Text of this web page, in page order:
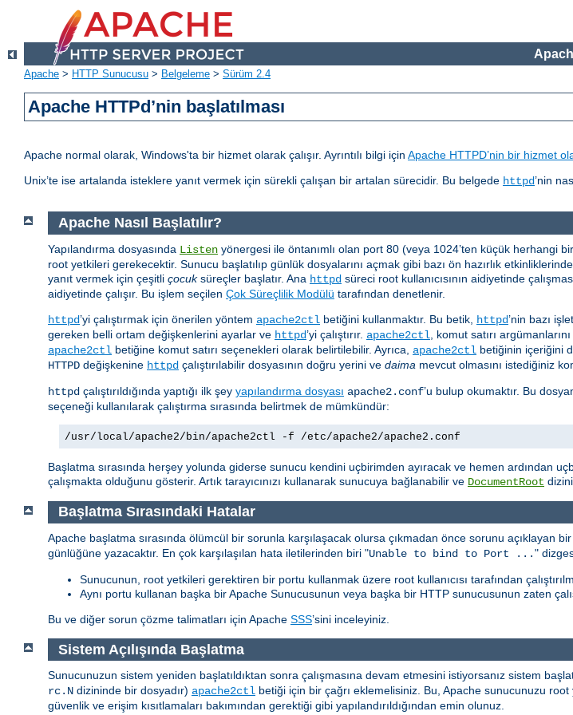
Apache > HTTP Sunucusu > Belgeleme > Sürüm 2.4
Apache HTTPd’nin başlatılması
Apache normal olarak, Windows'ta bir hizmet olarak çalışır. Ayrıntılı bilgi için Apache HTTPD’nin bir hizmet
Unix’te ise artalanda isteklere yanıt vermek için sürekli çalışan bir artalan sürecidir. Bu belgede httpd’nin
Apache Nasıl Başlatılır?
Yapılandırma dosyasında Listen yönergesi ile öntanımlı olan port 80 (veya 1024’ten küçük herhangi
root yetkileri gerekecektir. Sunucu başlatılıp günlük dosyalarını açmak gibi bazı ön hazırlık
yanıt vermek için çeşitli çocuksüreçler başlatır. Ana httpd süreci root kullanıcısının aidiyetinde
aidiyetinde çalışır. Bu işlem seçilen Çok Süreçlilik Modülü tarafından denetlenir.
httpd’yi çalıştırmak için önerilen yöntem apache2ctl betiğini kullanmaktır. Bu betik, httpd’nin bazı
gereken belli ortam değişkenlerini ayarlar ve httpd’yi çalıştırır. apache2ctl , komut satırı argümanlarını
apache2ctl betiğine komut satırı seçenekleri olarak belirtilebilir. Ayrıca, apache2ctl betiğinin içeriğini
HTTPD değişkenine httpd çalıştırılabilir dosyasının doğru yerini ve daima mevcut olmasını istediğiniz
httpd çalıştırıldığında yaptığı ilk şey yapılandırma dosyası apache2.conf’u bulup okumaktır. Bu
seçeneği kullanılarak çalıştırma sırasında belirtmek de mümkündür:
/usr/local/apache2/bin/apache2ctl -f /etc/apache2/apache2.conf
Başlatma sırasında herşey yolunda giderse sunucu kendini uçbirimden ayıracak ve hemen ardından
çalışmakta olduğunu gösterir. Artık tarayıcınızı kullanarak sunucuya bağlanabilir ve DocumentRoot
Başlatma Sırasındaki Hatalar
Apache başlatma sırasında ölümcül bir sorunla karşılaşacak olursa çıkmadan önce sorunu açıklayan
günlüğüne yazacaktır. En çok karşılaşılan hata iletilerinden biri "Unable to bind to Port ..."
Sunucunun, root yetkileri gerektiren bir portu kullanmak üzere root kullanıcısı tarafından
Aynı portu kullanan başka bir Apache Sunucusunun veya başka bir HTTP sunucusunun zaten
Bu ve diğer sorun çözme talimatları için Apache SSS’sini inceleyiniz.
Sistem Açılışında Başlatma
Sunucunuzun sistem yeniden başlatıldıktan sonra çalışmasına devam etmesini istiyorsanız sistem
rc.N dizininde bir dosyadır) apache2ctl betiği için bir çağrı eklemelisiniz. Bu, Apache sunucunuzu
güvenlik ve erişim kısıtlamaları bakımından gerektiği gibi yapılandırıldığından emin olunuz.